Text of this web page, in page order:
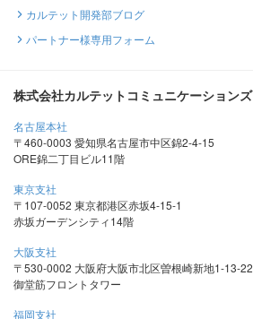
カルテット開発部ブログ
パートナー様専用フォーム
株式会社カルテットコミュニケーションズ
名古屋本社
〒460-0003 愛知県名古屋市中区錦2-4-15
ORE錦二丁目ビル11階
東京支社
〒107-0052 東京都港区赤坂4-15-1
赤坂ガーデンシティ14階
大阪支社
〒530-0002 大阪府大阪市北区曽根崎新地1-13-22
御堂筋フロントタワー
福岡支社